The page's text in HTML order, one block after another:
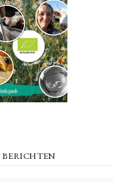
BERICHTEN